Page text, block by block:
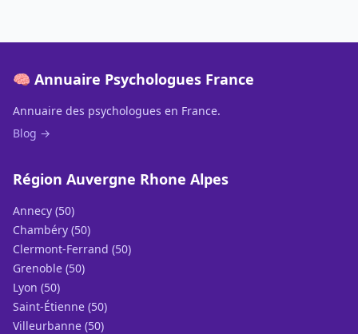
🧠 Annuaire Psychologues France
Annuaire des psychologues en France.
Blog →
Région Auvergne Rhone Alpes
Annecy (50)
Chambéry (50)
Clermont-Ferrand (50)
Grenoble (50)
Lyon (50)
Saint-Étienne (50)
Villeurbanne (50)